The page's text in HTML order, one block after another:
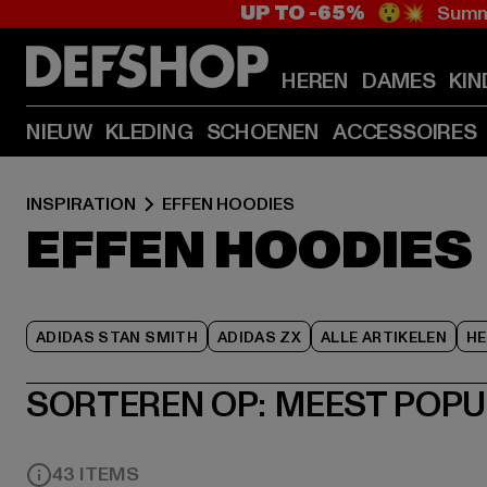
UP TO -65% 😲💥
HEREN DAMES
NIEUW KLEDING SCHOENEN ACCESSOIRES
INSPIRATION EFFEN HOODIES
EFFEN HOODIES
ADIDAS STAN SMITH ADIDAS ZX ALLE ARTIKELEN
SORTEREN OP: MEEST
43 ITEMS